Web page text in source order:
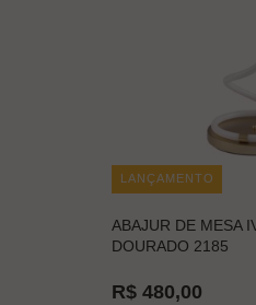
LANÇAMENTO
ABAJUR DE MESA
DOURADO 2185
R$ 480,00